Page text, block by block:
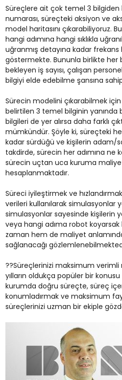
Süreçlere ait çok temel 3
numarası, süreçteki aksiyon ve
model haritasını çıkarabiliyoruz.
hangi adımına hangi sıklıkla
uğranmış detayına kadar frekans
göstermekte. Bununla birlikte her
bekleyen iş sayısı, çalışan
bilgiyi elde edebilme şansına
Sürecin modelini çıkarabilmek
belirtilen 3 temel bilginin yanında
bilgileri de yer alırsa daha farklı
mümkündür. Şöyle ki, süreçteki
kadar sürdüğü ve kişilerin adam/
takdirde, sürecin her adımına ne
sürecin uçtan uca kuruma
hesaplanmaktadır.
Süreci iyileştirmek ve
verileri kullanılarak simulasyonlar
simulasyonlar sayesinde kişilerin
veya hangi adıma robot
zaman hem de maliyet
sağlanacağı
??Süreçlerinizi maksimum
yılların oldukça popüler bir
kurumda doğru süreçte, süreç
konumladırmak ve maksimum
süreçlerinizi uzman bir ekiple